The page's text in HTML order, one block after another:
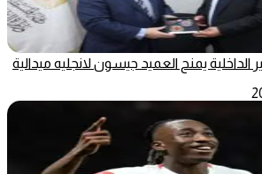
الداخلية يمنح العميد جيسون لانجليه ميدالية